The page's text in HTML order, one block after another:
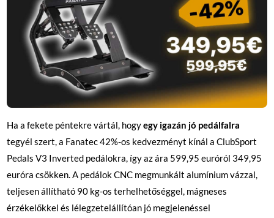
Ha a fekete péntekre vártál, hogyegy igazán jó pedálfalra
tegyél szert, a Fanatec 42%-os kedvezményt kínál a ClubSport
Pedals V3 Inverted pedálokra, így az ára 599,95 euróról 349,95
euróra csökken. A pedálok CNC megmunkált alumínium vázzal,
teljesen állítható 90 kg-os terhelhetőséggel, mágneses
érzékelőkkel és lélegzetelállítóan jó megjelenéssel